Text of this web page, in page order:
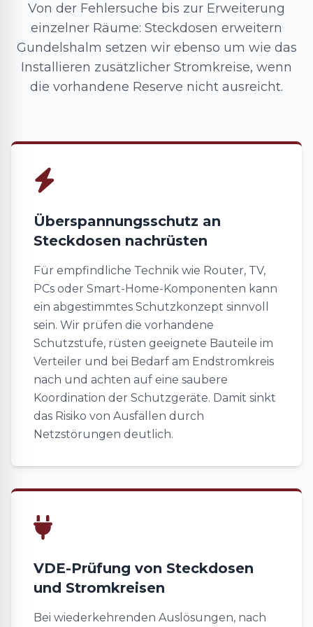
Von der Fehlersuche bis zur Erweiterung
einzelner Räume: Steckdosen erweitern
Gundelshalm setzen wir ebenso um wie das
Installieren zusätzlicher Stromkreise, wenn
die vorhandene Reserve nicht ausreicht.
Überspannungsschutz an
Steckdosen nachrüsten
Für empfindliche Technik wie Router, TV,
PCs oder Smart-Home-Komponenten kann
ein abgestimmtes Schutzkonzept sinnvoll
sein. Wir prüfen die vorhandene
Schutzstufe, rüsten geeignete Bauteile im
Verteiler und bei Bedarf am Endstromkreis
nach und achten auf eine saubere
Koordination der Schutzgeräte. Damit sinkt
das Risiko von Ausfällen durch
Netzstörungen deutlich.
VDE-Prüfung von Steckdosen
und Stromkreisen
Bei wiederkehrenden Auslösungen, nach